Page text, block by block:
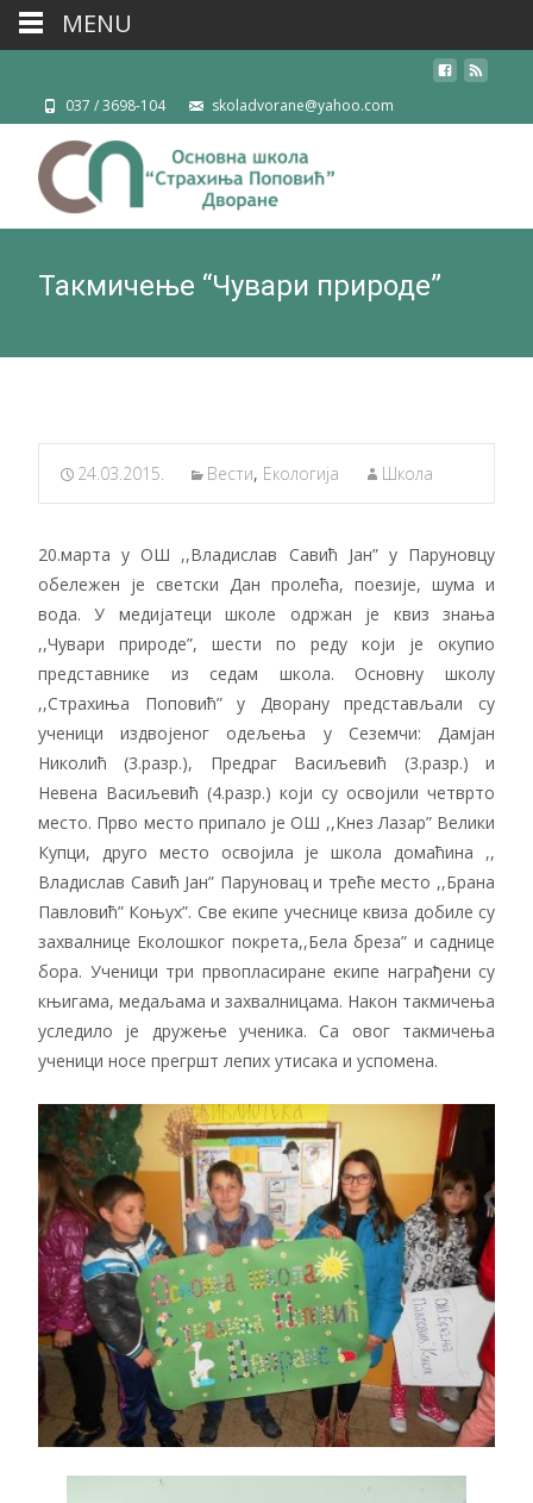
037 / 3698-104 skoladvorane@yahoo.com
Такмичење “Чувари природе”
24.03.2015. Вести, Екологија Школа
20.марта у ОШ ,,Владислав Савић Јан” у Паруновцу
обележен је светски Дан пролећа, поезије, шума и
вода. У медијатеци школе одржан је квиз знања
,,Чувари природе”, шести по реду који је окупио
представнике из седам школа. Основну школу
,,Страхиња Поповић” у Дворану представљали су
ученици издвојеног одељења у Сеземчи: Дамјан
Николић (3.разр.), Предраг Васиљевић (3.разр.) и
Невена Васиљевић (4.разр.) који су освојили четврто
место. Прво место припало је ОШ ,,Кнез Лазар” Велики
Купци, друго место освојила је школа домаћина ,,
Владислав Савић Јан” Паруновац и треће место ,,Брана
Павловић” Коњух”. Све екипе учеснице квиза добиле су
захвалнице Еколошког покрета,,Бела бреза” и саднице
бoра. Ученици три првопласиране екипе награђени су
књигама, медаљама и захвалницама. Након такмичења
уследило је дружење ученика. Са овог такмичења
ученици носе прегршт лепих утисака и успомена.
MENU